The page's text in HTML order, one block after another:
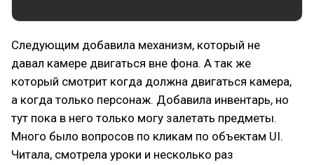
Следующим добавила механизм, который не
давал камере двигаться вне фона. А так же
который смотрит когда должна двигаться камера,
а когда только персонаж. Добавила инвентарь, но
тут пока в него только могу залетать предметы.
Много было вопросов по кликам по объектам UI.
Читала, смотрела уроки и несколько раз